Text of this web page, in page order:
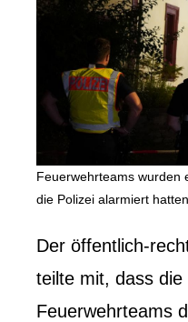
Feuerwehrteams wurden
die Polizei alarmiert hatten
Der öffentlich-
teilte mit, dass die
Feuerwehrteams